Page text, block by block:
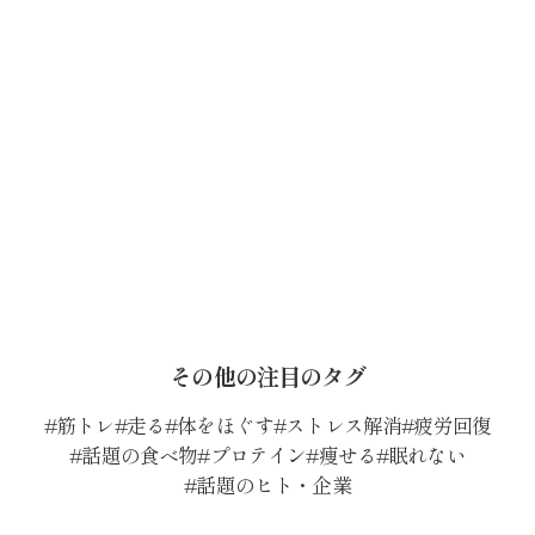
その他の注目のタグ
筋トレ 走る 体をほぐす ストレス解消 疲労回復
話題の食べ物 プロテイン 痩せる 眠れない
話題のヒト・企業